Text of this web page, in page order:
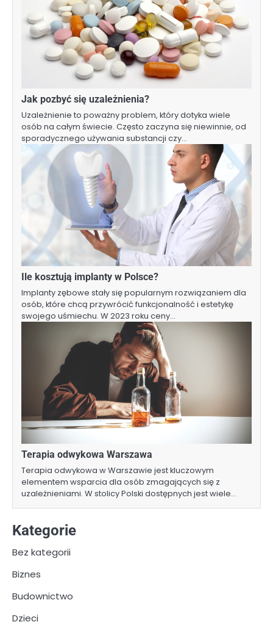
Jak pozbyć się uzależnienia?
Uzależnienie to poważny problem, który dotyka wiele
osób na całym świecie. Często zaczyna się niewinnie, od
sporadycznego używania substancji czy…
Ile kosztują implanty w Polsce?
Implanty zębowe stały się popularnym rozwiązaniem dla
osób, które chcą przywrócić funkcjonalność i estetykę
swojego uśmiechu. W 2023 roku ceny…
Terapia odwykowa Warszawa
Terapia odwykowa w Warszawie jest kluczowym
elementem wsparcia dla osób zmagających się z
uzależnieniami. W stolicy Polski dostępnych jest wiele…
Kategorie
Bez kategorii
Biznes
Budownictwo
Dzieci